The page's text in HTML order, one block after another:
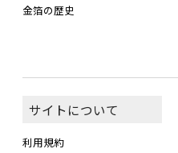
金箔の歴史
サイトについて
利用規約